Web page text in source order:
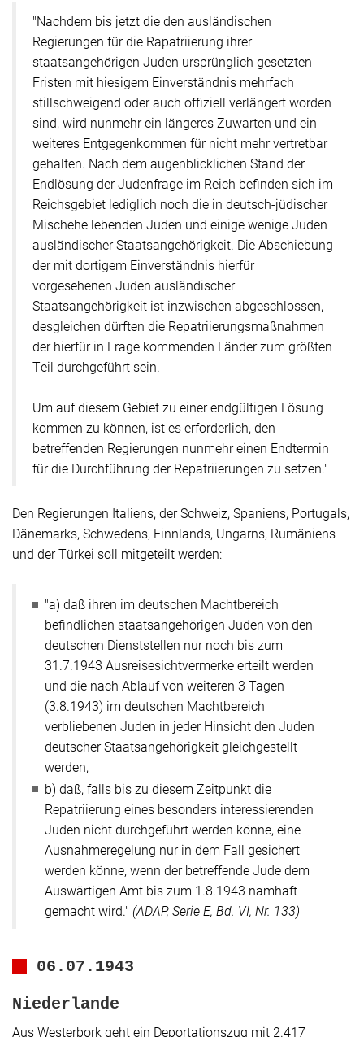
"Nachdem bis jetzt die den ausländischen
Regierungen für die Rapatriierung ihrer
staatsangehörigen Juden ursprünglich gesetzten
Fristen mit hiesigem Einverständnis mehrfach
stillschweigend oder auch offiziell verlängert worden
sind, wird nunmehr ein längeres Zuwarten und ein
weiteres Entgegenkommen für nicht mehr vertretbar
gehalten. Nach dem augenblicklichen Stand der
Endlösung der Judenfrage im Reich befinden sich im
Reichsgebiet lediglich noch die in deutsch-jüdischer
Mischehe lebenden Juden und einige wenige Juden
ausländischer Staatsangehörigkeit. Die Abschiebung
der mit dortigem Einverständnis hierfür
vorgesehenen Juden ausländischer
Staatsangehörigkeit ist inzwischen abgeschlossen,
desgleichen dürften die Repatriierungsmaßnahmen
der hierfür in Frage kommenden Länder zum größten
Teil durchgeführt sein.
Um auf diesem Gebiet zu einer endgültigen Lösung
kommen zu können, ist es erforderlich, den
betreffenden Regierungen nunmehr einen Endtermin
für die Durchführung der Repatriierungen zu setzen."
Den Regierungen Italiens, der Schweiz, Spaniens, Portugals,
Dänemarks, Schwedens, Finnlands, Ungarns, Rumäniens
und der Türkei soll mitgeteilt werden:
"a) daß ihren im deutschen Machtbereich
befindlichen staatsangehörigen Juden von den
deutschen Dienststellen nur noch bis zum
31.7.1943 Ausreisesichtvermerke erteilt werden
und die nach Ablauf von weiteren 3 Tagen
(3.8.1943) im deutschen Machtbereich
verbliebenen Juden in jeder Hinsicht den Juden
deutscher Staatsangehörigkeit gleichgestellt
werden,
b) daß, falls bis zu diesem Zeitpunkt die
Repatriierung eines besonders interessierenden
Juden nicht durchgeführt werden könne, eine
Ausnahmeregelung nur in dem Fall gesichert
werden könne, wenn der betreffende Jude dem
Auswärtigen Amt bis zum 1.8.1943 namhaft
gemacht wird." (ADAP, Serie E, Bd. VI, Nr. 133)
06.07.1943
Niederlande
Aus Westerbork geht ein Deportationszug mit 2.417